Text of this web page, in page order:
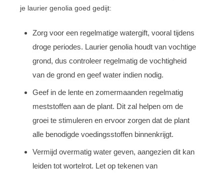
je laurier genolia goed gedijt:
Zorg voor een regelmatige watergift, vooral tijdens
droge periodes. Laurier genolia houdt van vochtige
grond, dus controleer regelmatig de vochtigheid
van de grond en geef water indien nodig.
Geef in de lente en zomermaanden regelmatig
meststoffen aan de plant. Dit zal helpen om de
groei te stimuleren en ervoor zorgen dat de plant
alle benodigde voedingsstoffen binnenkrijgt.
Vermijd overmatig water geven, aangezien dit kan
leiden tot wortelrot. Let op tekenen van